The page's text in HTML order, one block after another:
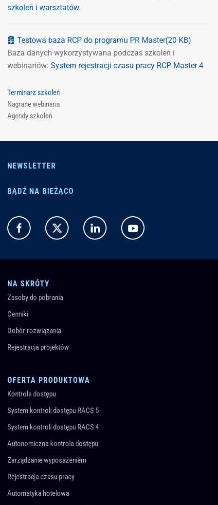
Terminarz szkoleń
Nagrane webinaria
Agendy szkoleń
szkoleń i warsztatów.
Zarchiwizuj
Testowa baza RCP do programu PR Master(20 KB)
Baza danych wykorzystywana podczas szkoleń i
webinariów: System rejestracji czasu pracy RCP Master 4
NEWSLETTER
BĄDŹ NA BIEŻĄCO
NA SKRÓTY
Zasoby do pobrania
Cenniki
Dobór rozwiązania
Rejestracja projektów
OFERTA PRODUKTOWA
Kontrola dostępu
System kontroli dostępu RACS 5
System kontroli dostępu RACS 4
Autonomiczna kontrola dostępu
Zarządzanie wyposażeniem
Rejestracja czasu pracy
Automatyka hotelowa